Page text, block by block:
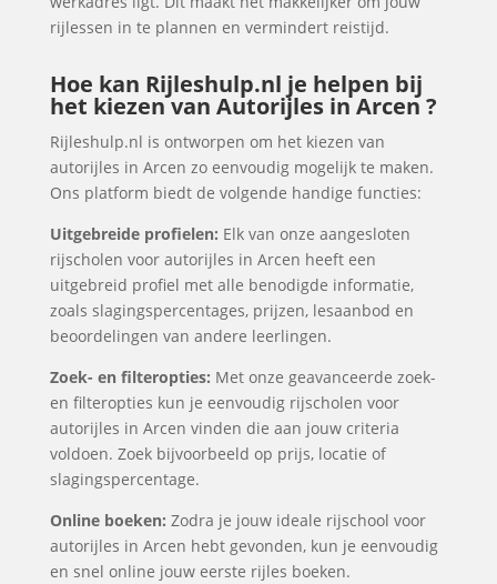
rijlessen in te plannen en vermindert reistijd.
Hoe kan Rijleshulp.nl je helpen bij
het kiezen van Autorijles in Arcen ?
Rijleshulp.nl is ontworpen om het kiezen van
autorijles in Arcen zo eenvoudig mogelijk te maken.
Ons platform biedt de volgende handige functies:
Uitgebreide profielen: Elk van onze aangesloten
rijscholen voor autorijles in Arcen heeft een
uitgebreid profiel met alle benodigde informatie,
zoals slagingspercentages, prijzen, lesaanbod en
beoordelingen van andere leerlingen.
Zoek- en filteropties: Met onze geavanceerde zoek-
en filteropties kun je eenvoudig rijscholen voor
autorijles in Arcen vinden die aan jouw criteria
voldoen. Zoek bijvoorbeeld op prijs, locatie of
slagingspercentage.
Online boeken: Zodra je jouw ideale rijschool voor
autorijles in Arcen hebt gevonden, kun je eenvoudig
en snel online jouw eerste rijles boeken.